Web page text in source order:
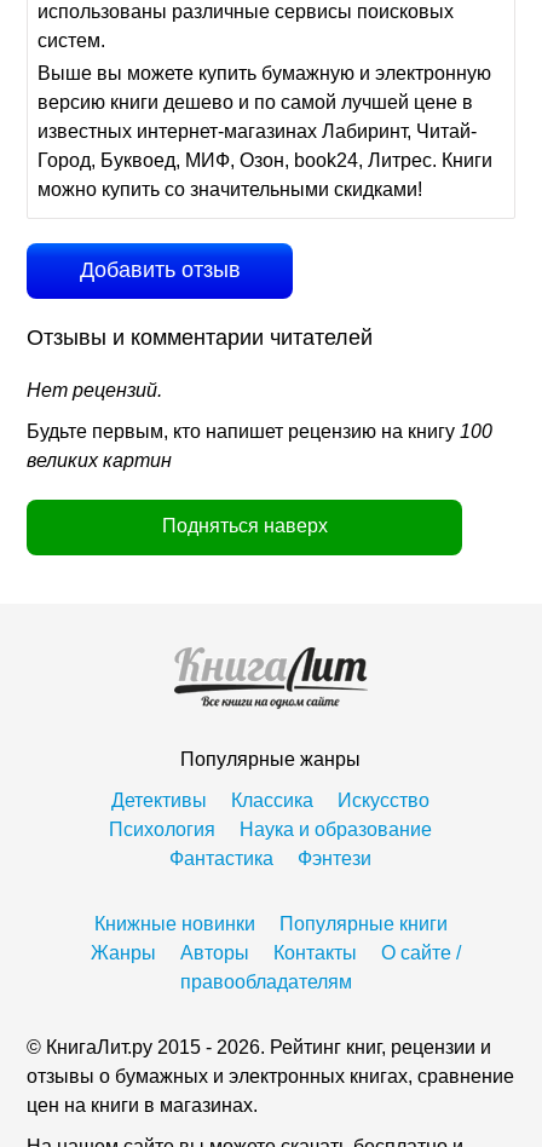
использованы различные сервисы поисковых
систем.
Выше вы можете купить бумажную и электронную
версию книги дешево и по самой лучшей цене в
известных интернет-магазинах Лабиринт, Читай-
Город, Буквоед, МИФ, Озон, book24, Литрес. Книги
можно купить со значительными скидками!
Добавить отзыв
Отзывы и комментарии читателей
Нет рецензий.
Будьте первым, кто напишет рецензию на книгу 100
великих картин
Подняться наверх
Популярные жанры
Детективы
Классика
Искусство
Психология
Наука и образование
Фантастика
Фэнтези
Книжные новинки
Популярные книги
Жанры
Авторы Контакты
О сайте /
правообладателям
© КнигаЛит.ру 2015 - 2026. Рейтинг книг, рецензии и
отзывы о бумажных и электронных книгах, сравнение
цен на книги в магазинах.